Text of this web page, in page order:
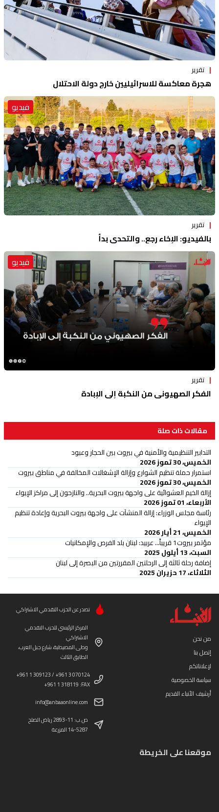
تقرير
هجرة معاكسة للاسرائيليين خارج دولة الاحتلال
فيديو
تقرير
بالفيديو: الإخاء رجع.. والتحدي بدأ
فيديو
تقرير
الفكر الصهيوني من النكبة إلى الإبادة
مقالات ذات صلة
التدابير التنظيمية والأمنية في بيروت بين الحجار وعبود
الخميس، 30 تموز 2026
استمرار حملة تنظيم الشوارع وإزالة الإشغالات المخالفة في مناطق بيروت
الخميس، 30 تموز 2026
إزالة الخيم العشوائية على واجهة بيروت البحرية.. والنازحون إلى مراكز الإيواء
الأربعاء، 01 تموز 2026
رئاسة مجلس الوزراء: إزالة المنشآت على واجهة بيروت البحرية وإعادة تنظيم
الإيواء
الخميس، 21 أيار 2026
مؤتمر بيروت1 قريباً... عربيد: لبنان بلد الفرص والإمكانيات
السبت، 13 أيلول 2025
إضافة رحلة ثالثة إلى الرحلتين المقررتين من البصرة إلى لبنان
الثلاثاء، 17 حزيران 2025
من نحن
إتصل بنا
لإعلاناتكم
سياسة الخصوصية
أرشيف الأنباء القديم
تصدر عن الحزب التقدمي الاشتراكي
المركز الرئيسي للحزب التقدمي
الاشتراكي
وطى المصيطبة، شارع جبل العرب،
الطابق الثالث
+961 1 309123 / +961 3 070124
+961 1 318119 :FAX
info@anbaaonline.com
ص.ب: 11-2893 رياض الصلح
14-5287 المزرعة
موقعنا على الخريطة